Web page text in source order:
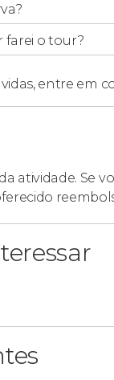
Snæfellsjökull.
na costa
Tunga e,
farei o tour?
entre em
atividade. Se